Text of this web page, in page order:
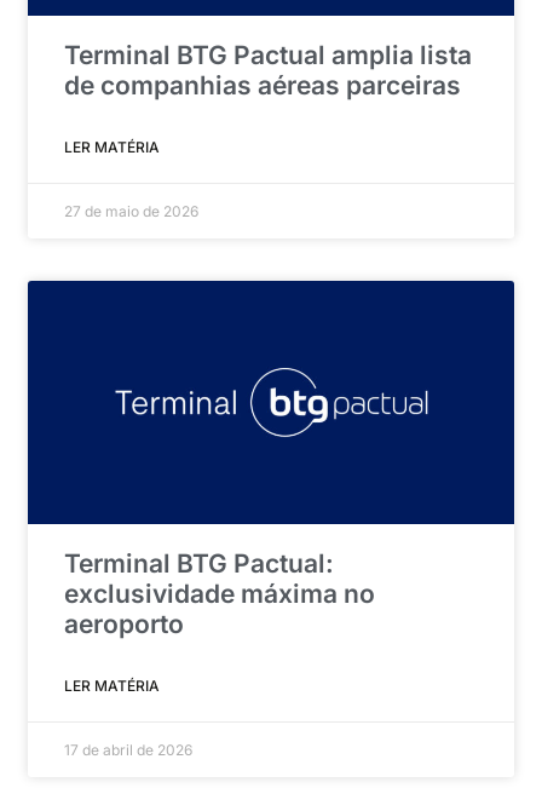
Terminal BTG Pactual amplia lista
de companhias aéreas parceiras
LER MATÉRIA
27 de maio de 2026
Terminal BTG Pactual:
exclusividade máxima no
aeroporto
LER MATÉRIA
17 de abril de 2026